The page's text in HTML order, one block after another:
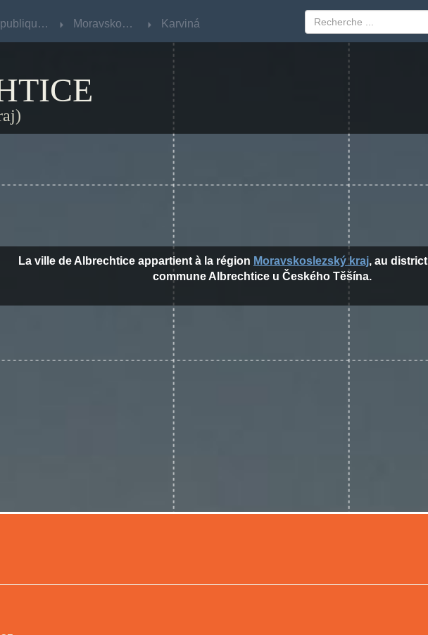
République Tchèque Moravskoslezský kraj Karviná
La ville de Albrechtice appartient à la région Moravskoslezský kraj, au district
commune Albrechtice u Českého Těšína.
République Tchèque Moravskoslezský kraj Karviná